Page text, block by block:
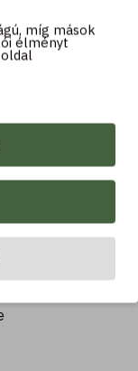
míg mások
élményt